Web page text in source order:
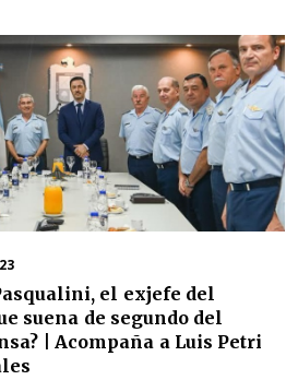
el exjefe del
suena de segundo del
| Acompaña a Luis Petri